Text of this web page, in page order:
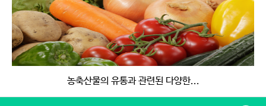
농축산물의 유통과 관련된 다양한...